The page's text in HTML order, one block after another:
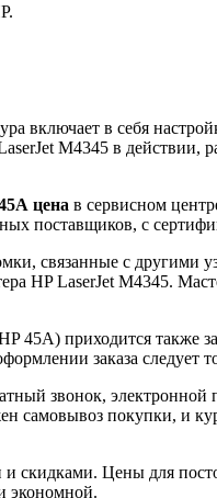
включает в себя
M4345 в
цена в сервисном
поставщиков, с
связанные с
HP LaserJet M4345.
45A) приходится
заказа следует
звонок, электронной
самовывоз покупки, и
скидками. Цены для
экономной.